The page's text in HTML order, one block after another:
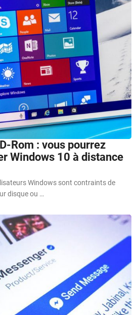
Rom : vous pourrez
Windows 10 à distance
Windows sont contraints de
disque ou …